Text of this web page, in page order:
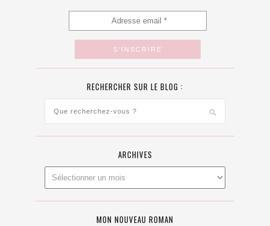
RECHERCHER SUR LE BLOG :
ARCHIVES
MON NOUVEAU ROMAN